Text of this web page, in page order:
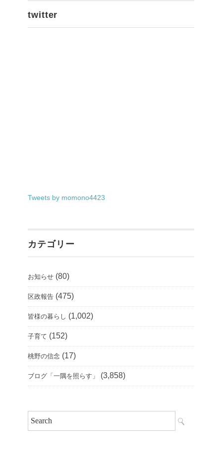
twitter
Tweets by momono4423
カテゴリー
お知らせ (80)
区政報告 (475)
皆様の暮らし (1,002)
子育て (152)
桃野の信念 (17)
ブログ「一隅を照らす」 (3,858)